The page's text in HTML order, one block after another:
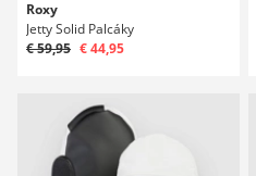
Roxy
Jetty Solid Palcáky
€ 59,95 € 44,95